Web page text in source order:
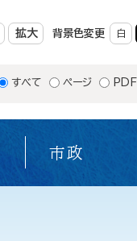
拡大 背景色変更 白
すべて ページ PDF
市政